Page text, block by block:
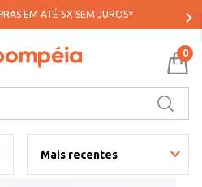
EM ATÉ 5X SEM JUROS*
0
Mais recentes